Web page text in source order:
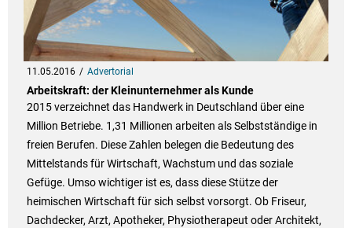
11.05.2016 Advertorial
Arbeitskraft: der Kleinunternehmer als Kunde
2015 verzeichnet das Handwerk in Deutschland über eine
Million Betriebe. 1,31 Millionen arbeiten als Selbstständige in
freien Berufen. Diese Zahlen belegen die Bedeutung des
Mittelstands für Wirtschaft, Wachstum und das soziale
Gefüge. Umso wichtiger ist es, dass diese Stütze der
heimischen Wirtschaft für sich selbst vorsorgt. Ob Friseur,
Dachdecker, Arzt, Apotheker, Physiotherapeut oder Architekt,